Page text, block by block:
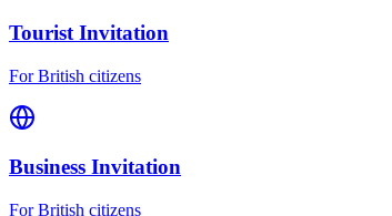
Tourist Invitation
For British citizens
Business Invitation
For British citizens